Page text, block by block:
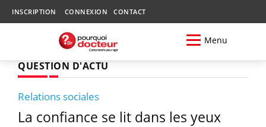
INSCRIPTION CONNEXION CONTACT
Menu
QUESTION D'ACTU
Relations sociales
La confiance se lit dans les yeux